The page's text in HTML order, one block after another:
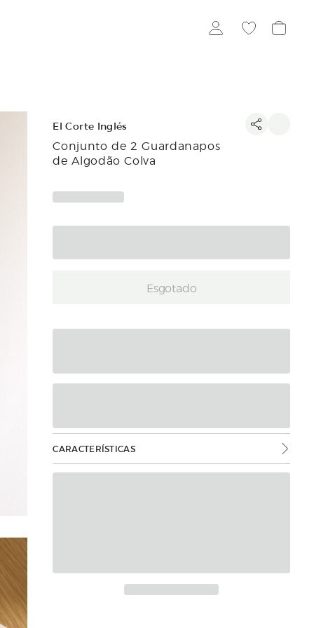
El Corte Inglés
Conjunto de 2 Guardanapos
de Algodão Colva
Esgotado
CARACTERÍSTICAS